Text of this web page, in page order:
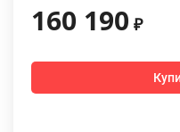
160 190 ₽